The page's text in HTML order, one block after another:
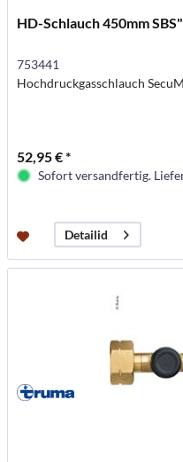
HD-Schlauch 450mm
753441
Hochdruckgasschlauch
52,95 € *
Sofort versandfertig.
Detailid